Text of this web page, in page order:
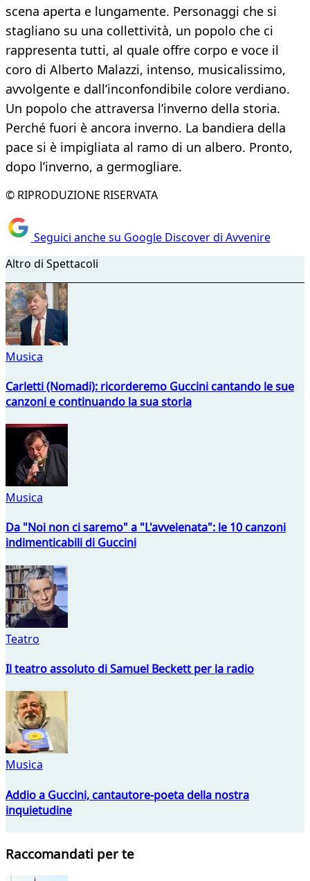
scena aperta e lungamente. Personaggi che si
stagliano su una collettività, un popolo che ci
rappresenta tutti, al quale offre corpo e voce il
coro di Alberto Malazzi, intenso, musicalissimo,
avvolgente e dall’inconfondibile colore verdiano.
Un popolo che attraversa l’inverno della storia.
Perché fuori è ancora inverno. La bandiera della
pace si è impigliata al ramo di un albero. Pronto,
dopo l’inverno, a germogliare.
© RIPRODUZIONE RISERVATA
Seguici anche su Google Discover di Avvenire
Altro di Spettacoli
Musica
Carletti (Nomadi): ricorderemo Guccini cantando le sue
canzoni e continuando la sua storia
Musica
Da "Noi non ci saremo" a "L'avvelenata": le 10 canzoni
indimenticabili di Guccini
Teatro
Il teatro assoluto di Samuel Beckett per la radio
Musica
Addio a Guccini, cantautore-poeta della nostra
inquietudine
Raccomandati per te